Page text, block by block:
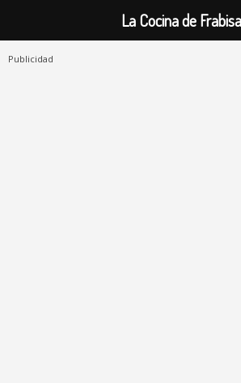
Publicidad
La Cocina de Frabisa